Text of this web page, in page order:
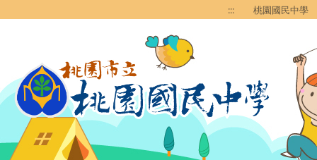
::: 桃園國民中學